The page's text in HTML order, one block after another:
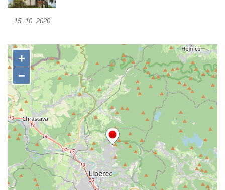
Tanvaldu
Kostel svatého Františka z Assisi v Tanvaldu
Kaple svaté Alžběty Durynské v Dolních
Křečanech
Márnice nového hřbitova ve Starých
Křečanech
Bývalá márnice u hřbitova v Dubé
Kostel Nalezení svatého Kříže v Dubé
Kostel Nanebevzetí Panny Marie v
Úněticích
Kostel svatého Klementa v Levém Hradci
Kostel Wang (Karpacz – Bierutowice,
15. 10. 2020